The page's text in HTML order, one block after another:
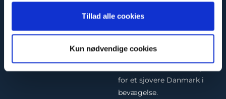
Tillad alle cookies
Kun nødvendige cookies
er en dansk
virksomhed, der tilbyder
effektiv outsourcing af it-
Skridt og
Arbejdspladsernes
Motionsdag – der bevæger
180.000
for et sjovere Danmark i
bevægelse.